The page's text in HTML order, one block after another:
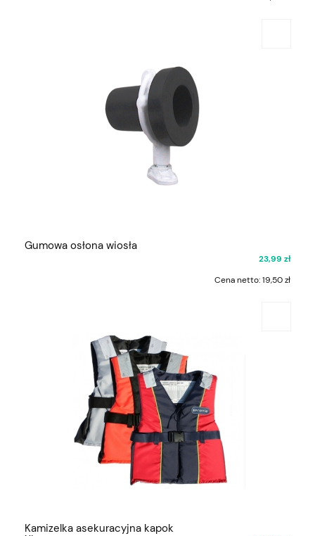
Gumowa osłona wiosła
23,99 zł
Cena netto:19,50 zł
Kamizelka asekuracyjna kapok